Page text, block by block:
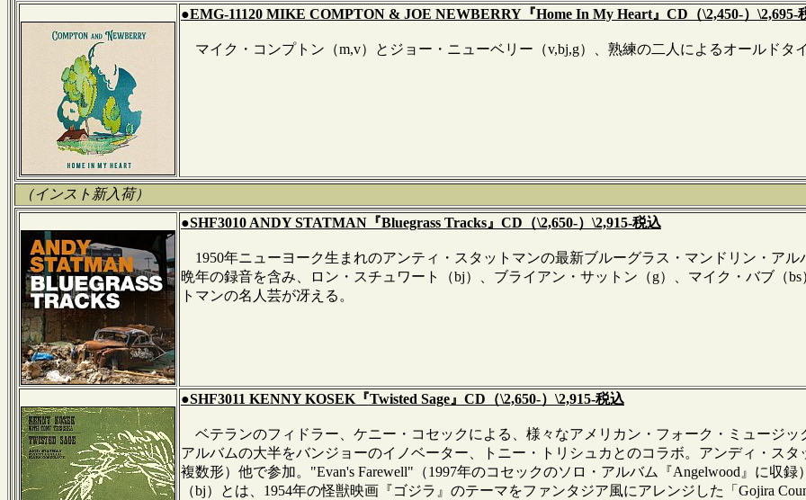
●EMG-11120 MIKE COMPTON & JOE NEWBERRY『Home In My Heart』CD（\2,450-）\2,695-
マイク・コンプトン（m,v）とジョー・ニューベリー（v,bj,g）、熟練の二人によるオールドタ
（インスト新入荷）
●SHF3010 ANDY STATMAN『Bluegrass Tracks』CD（\2,650-）\2,915-税込
1950年ニューヨーク生まれのアンティ・スタットマンの最新ブルーグラス・マンドリン・ア
晩年の録音を含み、ロン・スチュワート（bj）、ブライアン・サットン（g）、マイク・バブ（
トマンの名人芸が冴える。
●SHF3011 KENNY KOSEK『Twisted Sage』CD（\2,650-）\2,915-税込
ベテランのフィドラー、ケニー・コセックによる、様々なアメリカン・フォーク・ミュージッ
アルバムの大半をバンジョーのイノベーター、トニー・トリシュカとのコラボ。アンディ・スタ
複数形）他で参加。"Evan's Farewell"（1997年のコセックのソロ・アルバム『Angelwood』に収
（bj）とは、1954年の怪獣映画『ゴジラ』のテーマをファンタジア風にアレンジした「Gojira